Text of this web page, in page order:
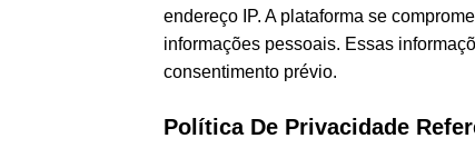
endereço IP. A plataforma se
informações pessoais. Essas
consentimento prévio.
Política De Privacidade